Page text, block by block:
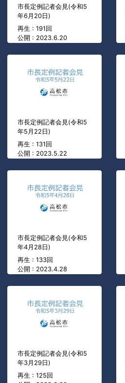
市長定例記者会見(令和5
年6月20日)
再生 : 191回
公開 : 2023.6.20
市長定例記者会見(令和5
年5月22日)
再生 : 131回
公開 : 2023.5.22
市長定例記者会見(令和5
年4月28日)
再生 : 133回
公開 : 2023.4.28
市長定例記者会見(令和5
年3月29日)
再生 : 125回